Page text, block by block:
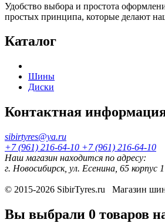
Удобство выбора и простота
простых принципа, которые делают
Каталог
Шины
Диски
Контактная
sibirtyres@ya.ru
+7 (961) 216-64-10 +7 (961) 216-64-10
Наш магазин находится по адресу:
г. Новосибирск, ул. Есенина, 65 корпус 1
© 2015-2026 SibirTyres.ru Магазин
Вы выбрали 0 товаров